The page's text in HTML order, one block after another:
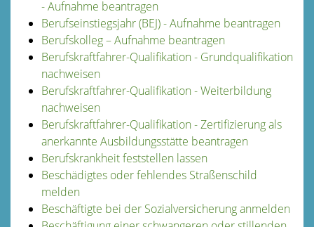
- Aufnahme beantragen
Berufseinstiegsjahr (BEJ) - Aufnahme beantragen
Berufskolleg – Aufnahme beantragen
Berufskraftfahrer-Qualifikation - Grundqualifikation
nachweisen
Berufskraftfahrer-Qualifikation - Weiterbildung
nachweisen
Berufskraftfahrer-Qualifikation - Zertifizierung als
anerkannte Ausbildungsstätte beantragen
Berufskrankheit feststellen lassen
Beschädigtes oder fehlendes Straßenschild
melden
Beschäftigte bei der Sozialversicherung anmelden